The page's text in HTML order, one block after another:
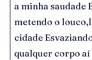
a minha saudade
metendo o
cidade
qualquer corpo aí